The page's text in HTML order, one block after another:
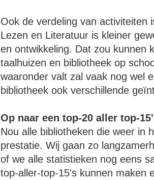
Ook de verdeling van activiteiten
Lezen en Literatuur is kleiner
en ontwikkeling. Dat zou kunnen
taalhuizen en bibliotheek op
waaronder valt zal vaak nog wel
bibliotheek ook verschillende
Op naar een top-20 aller top-
Nou alle bibliotheken die weer in
prestatie. Wij gaan zo
of we alle statistieken nog eens
top-aller-top-15's kunnen maken